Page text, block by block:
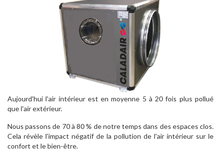
Aujourd'hui l'air intérieur est en moyenne 5 à 20 fois plus pollué
que l'air extérieur.
Nous passons de 70 à 80 % de notre temps dans des espaces clos.
Cela révèle l'impact négatif de la pollution de l'air intérieur sur le
confort et le bien-être.